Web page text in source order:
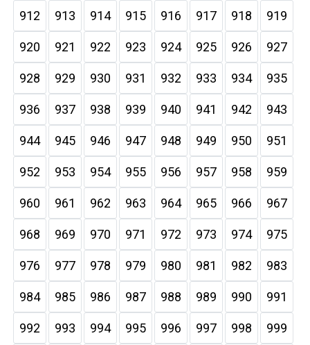
912 913 914 915 916 917 918 919
920 921 922 923 924 925 926 927
928 929 930 931 932 933 934 935
936 937 938 939 940 941 942 943
944 945 946 947 948 949 950 951
952 953 954 955 956 957 958 959
960 961 962 963 964 965 966 967
968 969 970 971 972 973 974 975
976 977 978 979 980 981 982 983
984 985 986 987 988 989 990 991
992 993 994 995 996 997 998 999